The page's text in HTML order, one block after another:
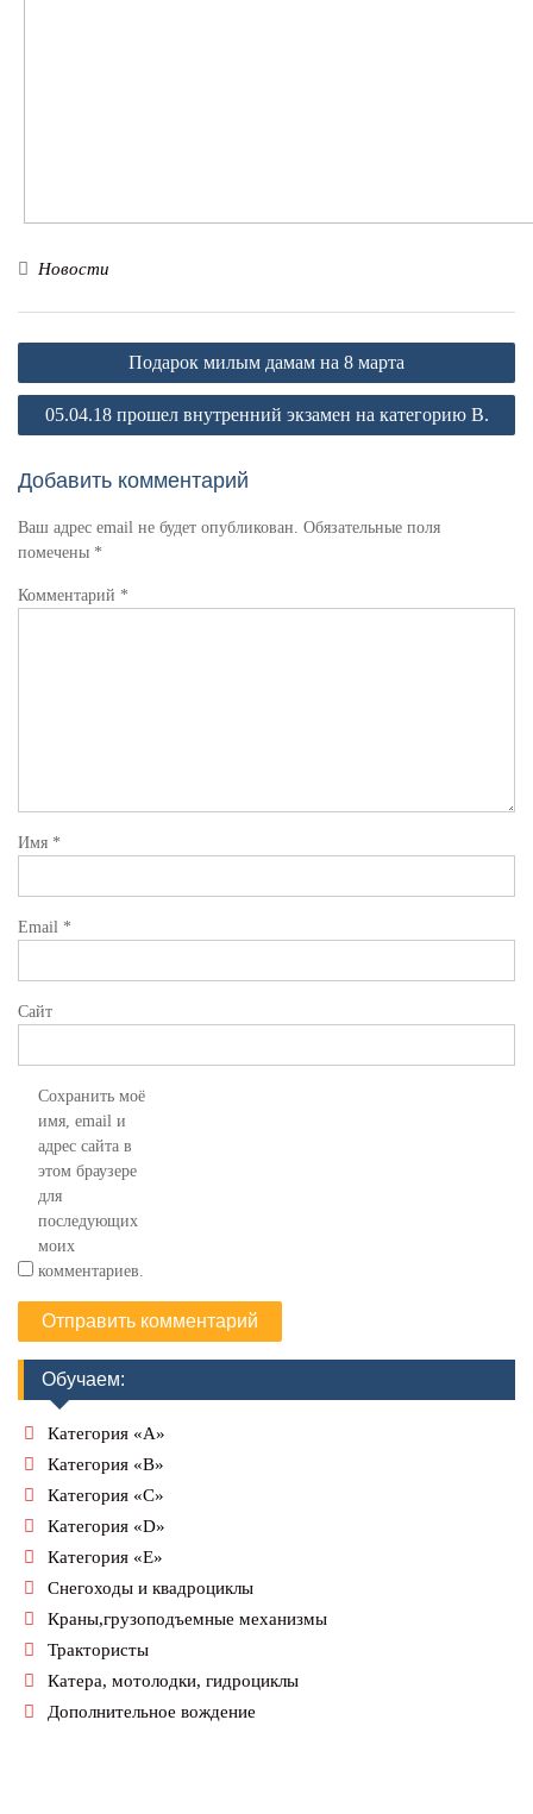
Новости
Навигация
по
записям
Подарок милым дамам на 8 марта
05.04.18 прошел внутренний экзамен на категорию В.
Добавить комментарий
Ваш адрес email не будет опубликован. Обязательные поля
помечены *
Комментарий *
Имя *
Email *
Сайт
Сохранить моё
имя, email и
адрес сайта в
этом браузере
для
последующих
моих
комментариев.
Обучаем:
Категория «А»
Категория «В»
Категория «С»
Категория «D»
Категория «Е»
Снегоходы и квадроциклы
Краны,грузоподъемные механизмы
Трактористы
Катера, мотолодки, гидроциклы
Дополнительное вождение